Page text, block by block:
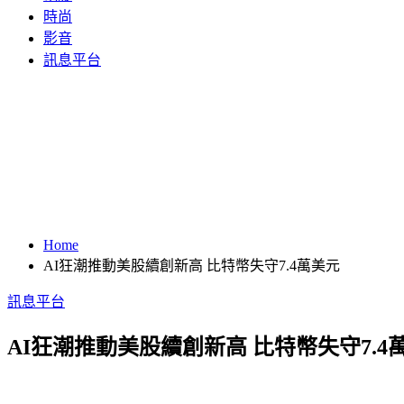
時尚
影音
訊息平台
Home
AI狂潮推動美股續創新高 比特幣失守7.4萬美元
訊息平台
AI狂潮推動美股續創新高 比特幣失守7.4